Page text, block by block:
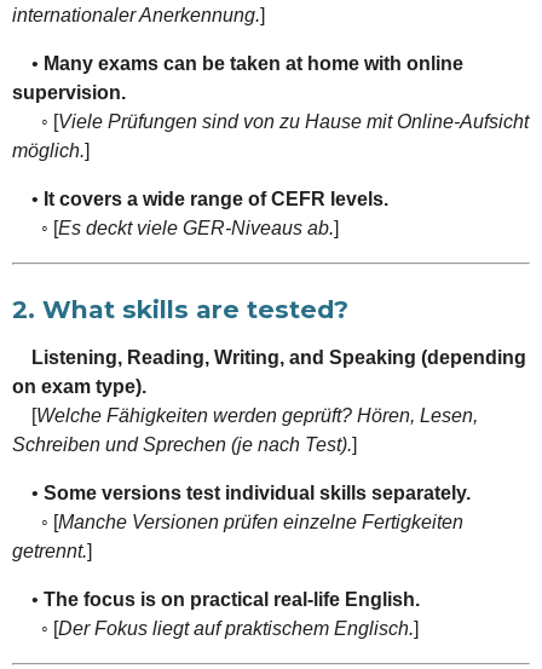
internationaler Anerkennung.]
• Many exams can be taken at home with online
supervision.
◦ [Viele Prüfungen sind von zu Hause mit Online-Aufsicht
möglich.]
• It covers a wide range of CEFR levels.
◦ [Es deckt viele GER-Niveaus ab.]
2. What skills are tested?
Listening, Reading, Writing, and Speaking (depending
on exam type).
[Welche Fähigkeiten werden geprüft? Hören, Lesen,
Schreiben und Sprechen (je nach Test).]
• Some versions test individual skills separately.
◦ [Manche Versionen prüfen einzelne Fertigkeiten
getrennt.]
• The focus is on practical real-life English.
◦ [Der Fokus liegt auf praktischem Englisch.]